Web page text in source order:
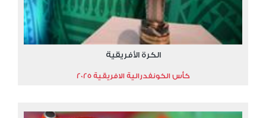
الكرة الأفريقية
كأس الكونفدرالية الافريقية 2025